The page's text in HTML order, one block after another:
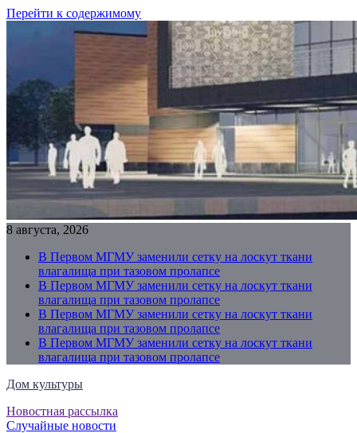
Перейти к содержимому
8 августа, 2026
В Первом МГМУ заменили сетку на лоскут ткани
влагалища при тазовом пролапсе
В Первом МГМУ заменили сетку на лоскут ткани
влагалища при тазовом пролапсе
В Первом МГМУ заменили сетку на лоскут ткани
влагалища при тазовом пролапсе
В Первом МГМУ заменили сетку на лоскут ткани
влагалища при тазовом пролапсе
Дом культуры
Just another WordPress site
Новостная рассылка
Случайные новости